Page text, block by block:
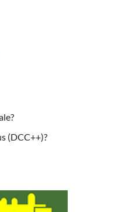
(DCC++)?